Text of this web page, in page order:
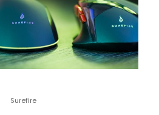
Surefire